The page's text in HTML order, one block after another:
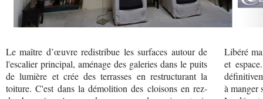
Le maître d’œuvre redistribue les surfaces autour de
l'escalier principal, aménage des galeries dans le puits
de lumière et crée des terrasses en restructurant la
toiture. C'est dans la démolition des cloisons en rez-
Libéré
et
à manger